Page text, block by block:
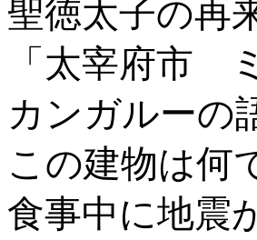
聖徳太子の再
「太宰府市
カンガルーの
この建物は何
食事中に地震